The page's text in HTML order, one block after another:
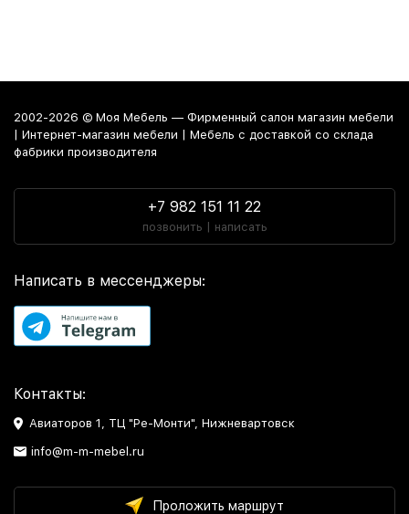
2002-2026 © Моя Мебель — Фирменный салон магазин мебели
| Интернет-магазин мебели | Мебель с доставкой со склада
фабрики производителя
+7 982 151 11 22
позвонить | написать
Написать в мессенджеры:
Контакты:
Авиаторов 1, ТЦ "Ре-Монти", Нижневартовск
info@m-m-mebel.ru
Проложить маршрут